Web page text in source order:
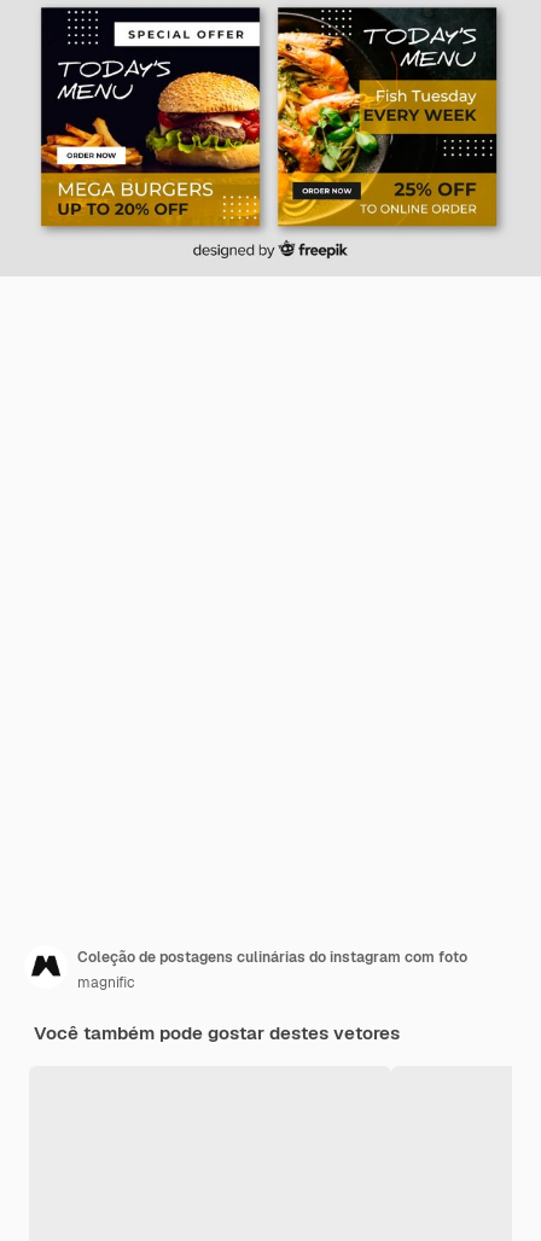
Coleção de postagens culinárias do instagram com foto
magnific
Você também pode gostar destes vetores